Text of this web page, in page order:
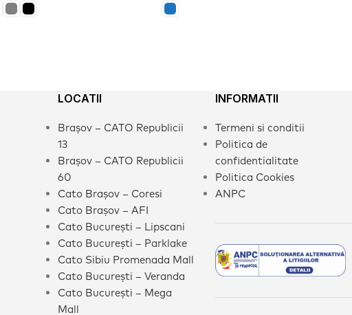
LOCATII
Brașov – CATO Republicii
13
Brașov – CATO Republicii
60
Cato Brașov – Coresi
Cato Brașov – AFI
Cato București – Lipscani
Cato București – Parklake
Cato Sibiu Promenada Mall
Cato București – Veranda
Cato București – Mega
Mall
INFORMATII
Termeni si conditii
Politica de
confidentialitate
Politica Cookies
ANPC